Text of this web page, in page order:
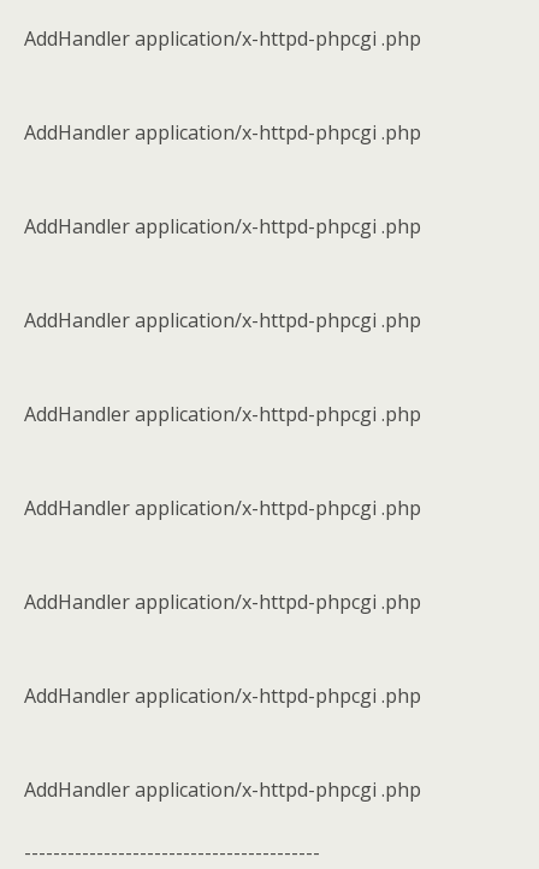
AddHandler application/x-httpd-phpcgi .php
AddHandler application/x-httpd-phpcgi .php
AddHandler application/x-httpd-phpcgi .php
AddHandler application/x-httpd-phpcgi .php
AddHandler application/x-httpd-phpcgi .php
AddHandler application/x-httpd-phpcgi .php
AddHandler application/x-httpd-phpcgi .php
AddHandler application/x-httpd-phpcgi .php
AddHandler application/x-httpd-phpcgi .php
-----------------------------------------